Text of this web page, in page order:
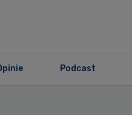
Podcast